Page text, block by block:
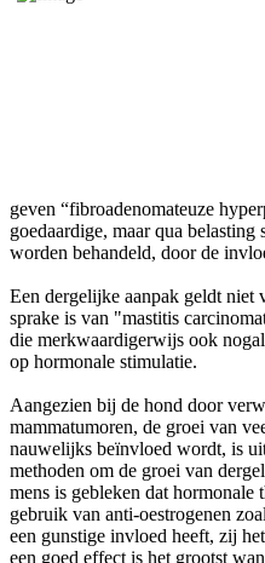
geven “fibroadenomateuze
goedaardige, maar qua
worden behandeld, door de
Een dergelijke aanpak geldt niet
sprake is van "mastitis
die merkwaardigerwijs ook
op hormonale stimulatie.
Aangezien bij de hond door
mammatumoren, de groei van
nauwelijks beïnvloed wordt, is
methoden om de groei van
mens is gebleken dat hormonale
gebruik van anti-oestrogenen
een gunstige invloed heeft, zij
een goed effect is het grootst